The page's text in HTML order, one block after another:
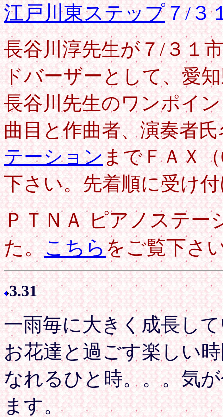
江戸川東ステップ７/３
長谷川淳先生が７/３１
ドバーザーとして、愛
長谷川先生のワンポイ
曲目と作曲者、演奏者
テーションまでＦＡＸ
下さい。先着順に受け
ＰＴＮＡ ピアノステー
た。こちらをご覧下さ
3.31
一雨毎に大きく成長し
お花達と過ごす楽しい
なれるひと時。。。気
ます。